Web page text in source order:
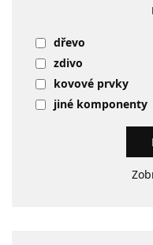
dřevo
zdivo
kovové prvky
jiné komponenty